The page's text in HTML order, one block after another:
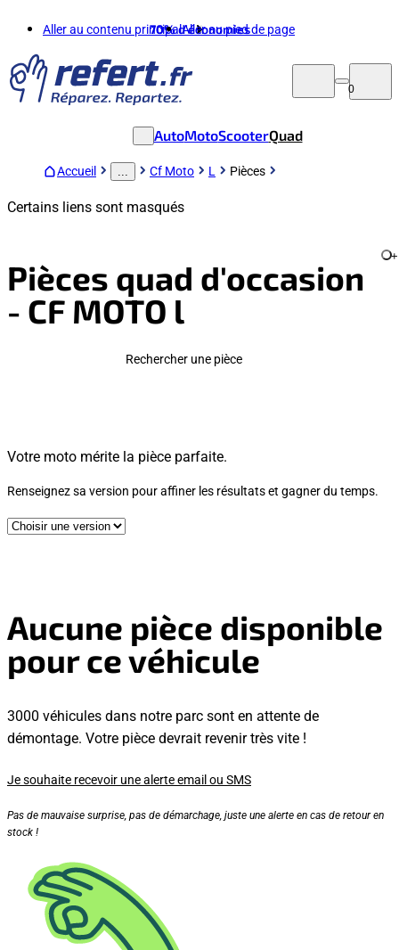
Aller au contenu principalAller au pied de page
70%d'économies
0
AutoMotoScooterQuad
Accueil Cf Moto L Pièces
Certains liens sont masqués
Pièces quad d'occasion
- CF MOTO l
+
Rechercher une pièce
Votre moto mérite la pièce parfaite.
Renseignez sa version pour affiner les résultats et gagner du temps.
Aucune pièce disponible
pour ce véhicule
3000 véhicules dans notre parc sont en attente de
démontage. Votre pièce devrait revenir très vite !
Je souhaite recevoir une alerte email ou SMS
Pas de mauvaise surprise, pas de démarchage, juste une alerte en cas de retour en
stock !